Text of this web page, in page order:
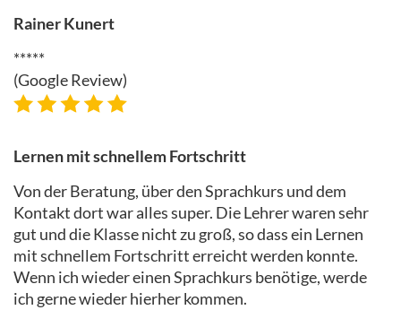
Rainer Kunert
*****
(Google Review)
Lernen mit schnellem Fortschritt
Von der Beratung, über den Sprachkurs und dem
Kontakt dort war alles super. Die Lehrer waren sehr
gut und die Klasse nicht zu groß, so dass ein Lernen
mit schnellem Fortschritt erreicht werden konnte.
Wenn ich wieder einen Sprachkurs benötige, werde
ich gerne wieder hierher kommen.